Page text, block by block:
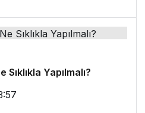
Yapılmalı?